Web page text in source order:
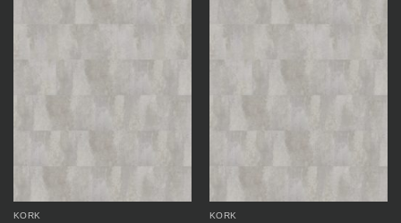
KORK KORK